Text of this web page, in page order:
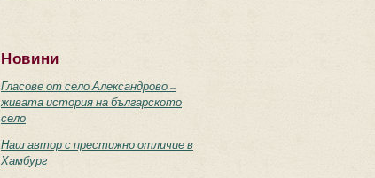
Новини
Гласове от село Александрово –
живата история на българското
село
Наш автор с престижно отличие в
Хамбург